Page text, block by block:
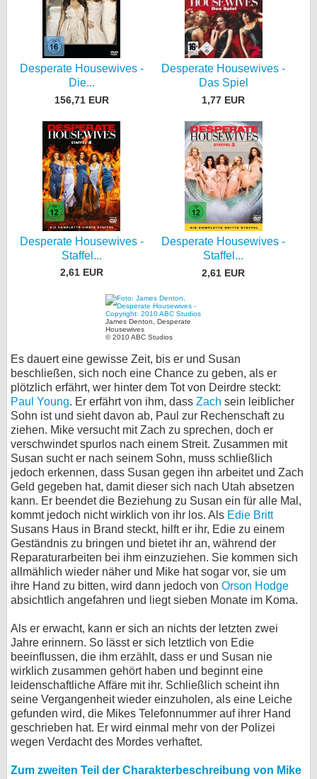
Desperate Housewives -
Die...
156,71 EUR
Desperate Housewives -
Das Spiel
1,77 EUR
Desperate Housewives -
Staffel...
2,61 EUR
Desperate Housewives -
Staffel...
2,61 EUR
James Denton, Desperate
Housewives
© 2010 ABC Studios
Es dauert eine gewisse Zeit, bis er und Susan
beschließen, sich noch eine Chance zu geben, als er
plötzlich erfährt, wer hinter dem Tot von Deirdre steckt:
Paul Young. Er erfährt von ihm, dass Zach sein leiblicher
Sohn ist und sieht davon ab, Paul zur Rechenschaft zu
ziehen. Mike versucht mit Zach zu sprechen, doch er
verschwindet spurlos nach einem Streit. Zusammen mit
Susan sucht er nach seinem Sohn, muss schließlich
jedoch erkennen, dass Susan gegen ihn arbeitet und Zach
Geld gegeben hat, damit dieser sich nach Utah absetzen
kann. Er beendet die Beziehung zu Susan ein für alle Mal,
kommt jedoch nicht wirklich von ihr los. Als Edie Britt
Susans Haus in Brand steckt, hilft er ihr, Edie zu einem
Geständnis zu bringen und bietet ihr an, während der
Reparaturarbeiten bei ihm einzuziehen. Sie kommen sich
allmählich wieder näher und Mike hat sogar vor, sie um
ihre Hand zu bitten, wird dann jedoch von Orson Hodge
absichtlich angefahren und liegt sieben Monate im Koma.
Als er erwacht, kann er sich an nichts der letzten zwei
Jahre erinnern. So lässt er sich letztlich von Edie
beeinflussen, die ihm erzählt, dass er und Susan nie
wirklich zusammen gehört haben und beginnt eine
leidenschaftliche Affäre mit ihr. Schließlich scheint ihn
seine Vergangenheit wieder einzuholen, als eine Leiche
gefunden wird, die Mikes Telefonnummer auf ihrer Hand
geschrieben hat. Er wird einmal mehr von der Polizei
wegen Verdacht des Mordes verhaftet.
Zum zweiten Teil der Charakterbeschreibung von Mike